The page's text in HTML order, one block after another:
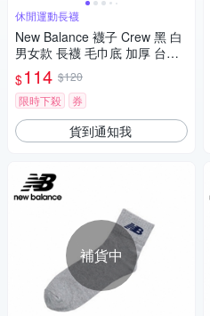
休閒運動長襪
New Balance 襪子 Crew 黑 白
男女款 長襪 毛巾底 加厚 台灣
製 NB 7130400389
$114 $120
限時下殺
券
貨到通知我
補貨中